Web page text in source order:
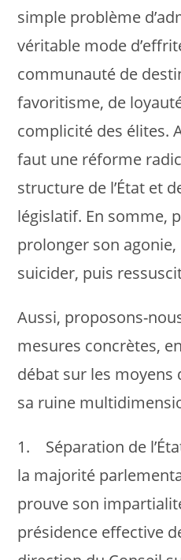
simple problème
véritable mode
communauté de
favoritisme, de
complicité des élites.
faut une réforme
structure de l’État et
législatif. En somme,
prolonger son
suicider, puis
Aussi, proposons-
mesures concrètes,
débat sur les moyens
sa ruine
1. Séparation de
la majorité
prouve son
présidence effective